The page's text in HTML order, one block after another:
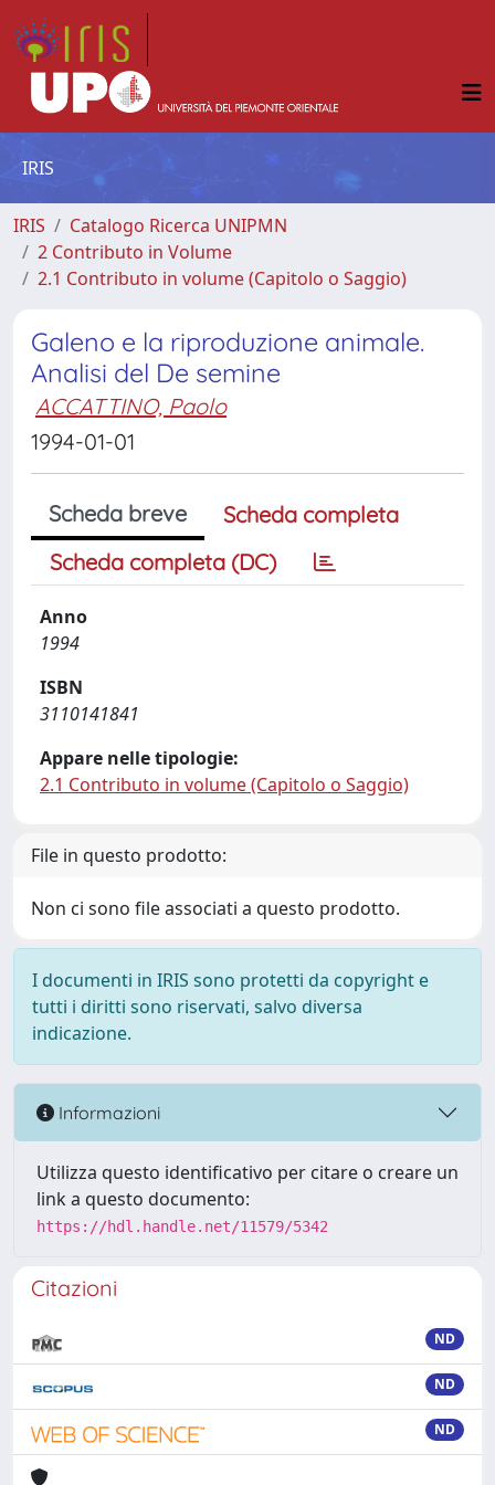
IRIS
IRIS
Catalogo Ricerca UNIPMN
2 Contributo in Volume
2.1 Contributo in volume (Capitolo o Saggio)
Galeno e la riproduzione animale.
Analisi del De semine
ACCATTINO, Paolo
1994-01-01
Scheda breve
Scheda completa
Scheda completa (DC)
Anno
1994
ISBN
3110141841
Appare nelle tipologie:
2.1 Contributo in volume (Capitolo o Saggio)
File in questo prodotto:
Non ci sono file associati a questo prodotto.
I documenti in IRIS sono protetti da copyright e
tutti i diritti sono riservati, salvo diversa
indicazione.
Informazioni
Utilizza questo identificativo per citare o creare un
link a questo documento:
https://hdl.handle.net/11579/5342
Citazioni
ND
ND
ND